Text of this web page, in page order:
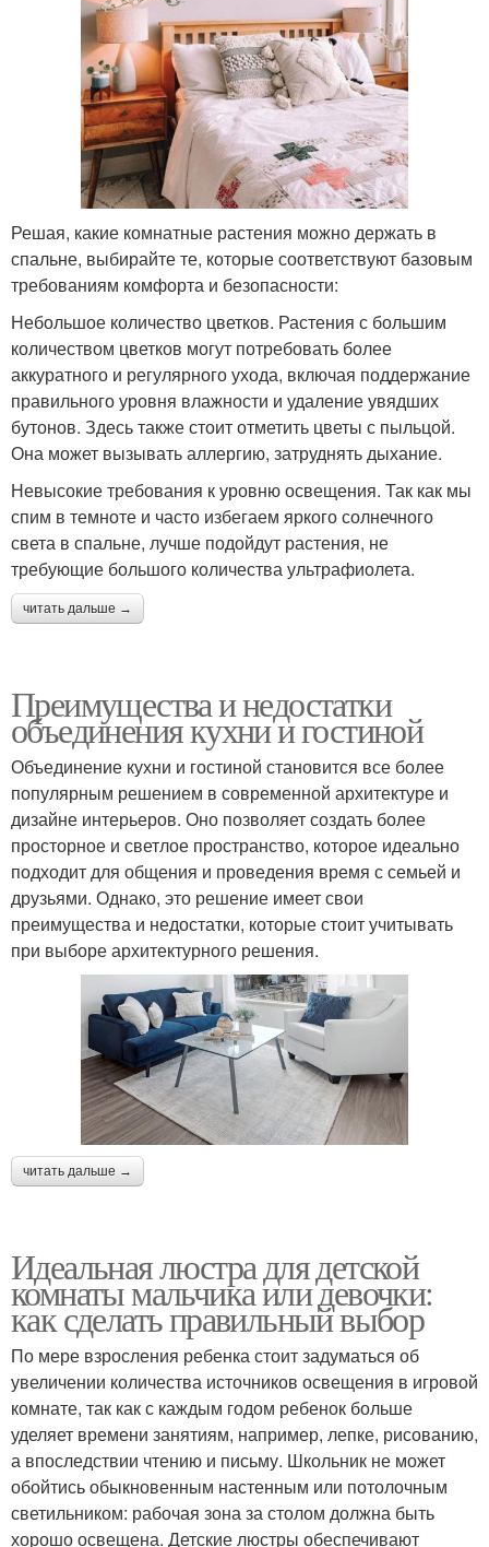
Решая, какие комнатные растения можно держать в
спальне, выбирайте те, которые соответствуют базовым
требованиям комфорта и безопасности:
Небольшое количество цветков. Растения с большим
количеством цветков могут потребовать более
аккуратного и регулярного ухода, включая поддержание
правильного уровня влажности и удаление увядших
бутонов. Здесь также стоит отметить цветы с пыльцой.
Она может вызывать аллергию, затруднять дыхание.
Невысокие требования к уровню освещения. Так как мы
спим в темноте и часто избегаем яркого солнечного
света в спальне, лучше подойдут растения, не
требующие большого количества ультрафиолета.
читать дальше →
Преимущества и недостатки
объединения кухни и гостиной
Объединение кухни и гостиной становится все более
популярным решением в современной архитектуре и
дизайне интерьеров. Оно позволяет создать более
просторное и светлое пространство, которое идеально
подходит для общения и проведения время с семьей и
друзьями. Однако, это решение имеет свои
преимущества и недостатки, которые стоит учитывать
при выборе архитектурного решения.
читать дальше →
Идеальная люстра для детской
комнаты мальчика или девочки:
как сделать правильный выбор
По мере взросления ребенка стоит задуматься об
увеличении количества источников освещения в игровой
комнате, так как с каждым годом ребенок больше
уделяет времени занятиям, например, лепке, рисованию,
а впоследствии чтению и письму. Школьник не может
обойтись обыкновенным настенным или потолочным
светильником: рабочая зона за столом должна быть
хорошо освещена. Детские люстры обеспечивают